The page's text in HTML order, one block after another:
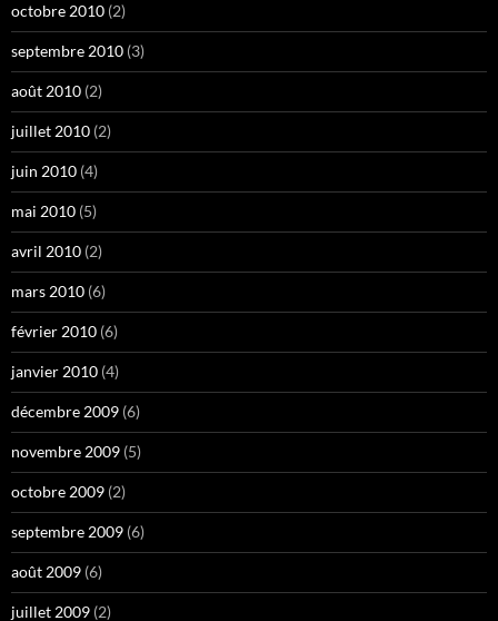
octobre 2010 (2)
septembre 2010 (3)
août 2010 (2)
juillet 2010 (2)
juin 2010 (4)
mai 2010 (5)
avril 2010 (2)
mars 2010 (6)
février 2010 (6)
janvier 2010 (4)
décembre 2009 (6)
novembre 2009 (5)
octobre 2009 (2)
septembre 2009 (6)
août 2009 (6)
juillet 2009 (2)